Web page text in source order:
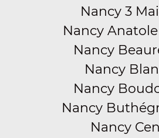
Nancy 3
Nancy
Nancy
Nancy
Nancy
Nancy
Nancy